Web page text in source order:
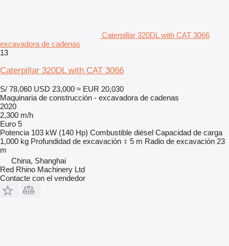
Caterpillar 320DL with CAT 3066
excavadora de cadenas
13
Caterpillar 320DL with CAT 3066
S/ 78,060 USD 23,000 ≈ EUR 20,030
Maquinaria de construcción - excavadora de cadenas
2020
2,300 m/h
Euro 5
Potencia 103 kW (140 Hp) Combustible diésel Capacidad de carga
1,000 kg Profundidad de excavación 5 m Radio de excavación 23
m
China, Shanghai
Red Rhino Machinery Ltd
Contacte con el vendedor